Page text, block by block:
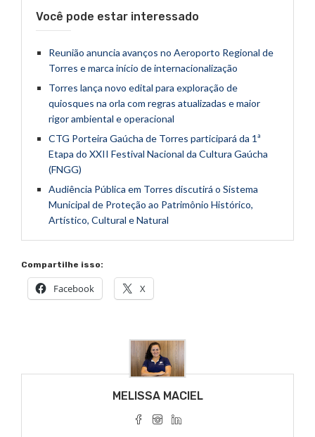
Você pode estar interessado
Reunião anuncia avanços no Aeroporto Regional de
Torres e marca início de internacionalização
Torres lança novo edital para exploração de
quiosques na orla com regras atualizadas e maior
rigor ambiental e operacional
CTG Porteira Gaúcha de Torres participará da 1ª
Etapa do XXII Festival Nacional da Cultura Gaúcha
(FNGG)
Audiência Pública em Torres discutirá o Sistema
Municipal de Proteção ao Patrimônio Histórico,
Artístico, Cultural e Natural
Compartilhe isso:
Facebook X
MELISSA MACIEL